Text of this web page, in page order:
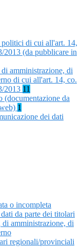
di cui all'art. 14,
2013 (da pubblicare in
amministrazione, di
di cui all'art. 14, co.
2013 11
(documentazione da
1
dei dati
o incompleta
da parte dei titolari
amministrazione, di
regionali/provinciali